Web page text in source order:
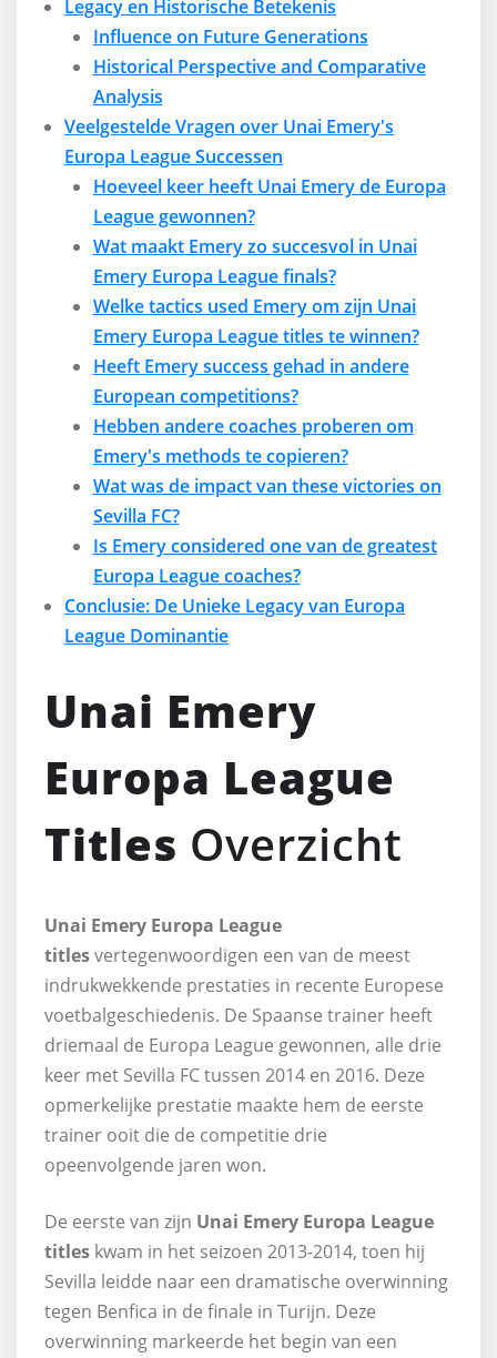
Legacy en Historische Betekenis
Influence on Future Generations
Historical Perspective and Comparative
Analysis
Veelgestelde Vragen over Unai Emery's
Europa League Successen
Hoeveel keer heeft Unai Emery de Europa
League gewonnen?
Wat maakt Emery zo succesvol in Unai
Emery Europa League finals?
Welke tactics used Emery om zijn Unai
Emery Europa League titles te winnen?
Heeft Emery success gehad in andere
European competitions?
Hebben andere coaches proberen om
Emery's methods te copieren?
Wat was de impact van these victories on
Sevilla FC?
Is Emery considered one van de greatest
Europa League coaches?
Conclusie: De Unieke Legacy van Europa
League Dominantie
Unai Emery
Europa League
Titles Overzicht
Unai Emery Europa League
titlesvertegenwoordigen een van de meest
indrukwekkende prestaties in recente Europese
voetbalgeschiedenis. De Spaanse trainer heeft
driemaal de Europa League gewonnen, alle drie
keer met Sevilla FC tussen 2014 en 2016. Deze
opmerkelijke prestatie maakte hem de eerste
trainer ooit die de competitie drie
opeenvolgende jaren won.
De eerste van zijn Unai Emery Europa League
titles kwam in het seizoen 2013-2014, toen hij
Sevilla leidde naar een dramatische overwinning
tegen Benfica in de finale in Turijn. Deze
overwinning markeerde het begin van een